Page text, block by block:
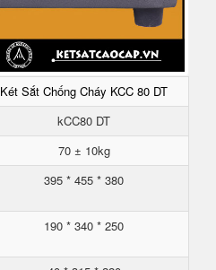
Két Sắt Chống Cháy KCC 80 DT
kCC80 DT
70 ± 10kg
395 * 455 * 380
190 * 340 * 250